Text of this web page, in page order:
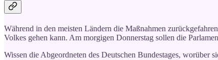
Während in den meisten Ländern die Maßnahmen
Volkes gehen kann. Am morgigen Donnerstag sollen die
Wissen die Abgeordneten des Deutschen Bundestages, worüber